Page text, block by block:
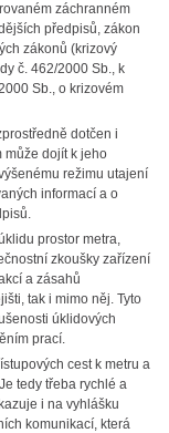
záchranném
předpisů, zákon
zákonů (krizový
č. 462/2000 Sb., k
Sb., o krizovém
dotčen i
může dojít k jeho
režimu utajení
informací a o
prostor metra,
zkoušky zařízení
a zásahů
tak i mimo něj. Tyto
úklidových
prací.
cest k metru a
tedy třeba rychlé a
i na vyhlášku
komunikací, která